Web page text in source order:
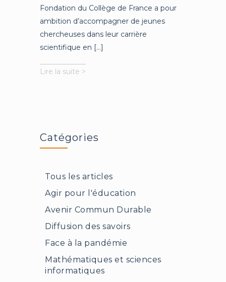
Fondation du Collège de France a pour
ambition d’accompagner de jeunes
chercheuses dans leur carrière
scientifique en [...]
Lire la suite >
aux
moderne
?
Catégories
Tous les articles
Agir pour l'éducation
Avenir Commun Durable
Diffusion des savoirs
Face à la pandémie
Mathématiques et sciences
informatiques